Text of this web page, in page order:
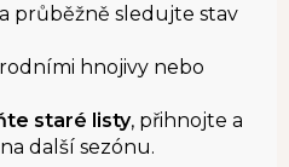
průběžně sledujte stav
hnojivy nebo
staré listy, přihnojte a
další sezónu.